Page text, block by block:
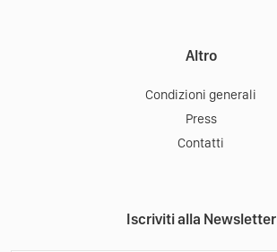
Altro
Condizioni generali
Press
Contatti
Iscriviti alla Newsletter